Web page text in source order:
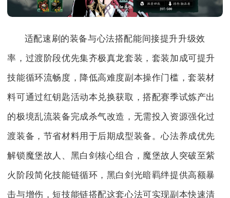
适配速刷的装备与心法搭配能间接提升升级效
率，过渡阶段优先集齐极真龙套装，套装加成可提升
技能循环流畅度，降低高难度副本操作门槛，套装材
料可通过红钥匙活动本兑换获取，搭配赛季试炼产出
的极境乱流装备完成杀气改造，无需投入资源强化过
渡装备，节省材料用于后期成型装备。心法养成优先
解锁魔堡故人、黑白剑核心组合，魔堡故人突破至紫
火阶段简化技能链循环，黑白剑光暗羁绊提供高额暴
击与增伤，短技能链搭配这套心法可实现副本快速清